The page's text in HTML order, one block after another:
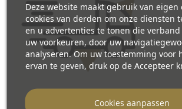
Deze website maakt gebruik van eigen
cookies van derden om onze diensten
en u advertenties te tonen die
uw voorkeuren, door uw
analyseren. Om uw toestemming voor
ervan te geven, druk op de Accepteer
Cookies aanpassen